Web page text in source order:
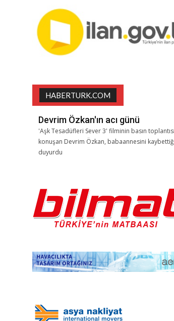
HABERTURK.COM
Devrim Özkan'ın acı günü
'Aşk Tesadüfleri Sever 3' filminin basın
konuşan Devrim Özkan, babaannesini
duyurdu